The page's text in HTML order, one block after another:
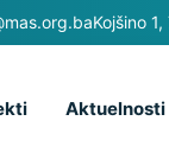
Kojšino
Aktuelnosti